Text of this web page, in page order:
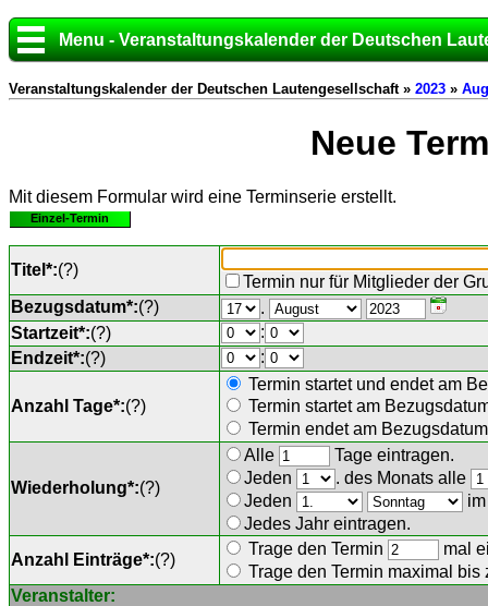
Menu - Veranstaltungskalender der Deutschen
Veranstaltungskalender der Deutschen Lautengesellschaft » 2023 »
Neue
Mit diesem Formular wird eine Terminserie erstellt.
Einzel-Termin
Titel*:(?)
Termin nur für Mitglieder der
Bezugsdatum*:(?)
.
Startzeit*:(?)
:
Endzeit*:(?) :
Anzahl Tage*:(?)
Termin startet und endet am
Termin startet am
Termin endet am
Wiederholung*:(?)
Alle
Tage eintragen.
Jeden
. des Monats alle
Jeden
Jedes Jahr eintragen.
Anzahl Einträge*:(?)
Trage den Termin
mal
Trage den Termin maximal bis
Veranstalter: